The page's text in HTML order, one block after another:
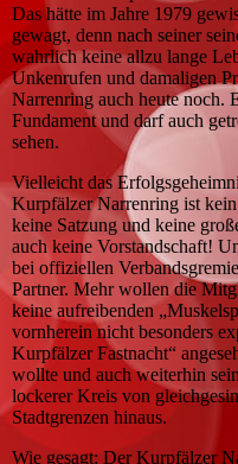
Das hätte im Jahre 1979
gewagt, denn nach seiner
wahrlich keine allzu lange
Unkenrufen und damaligen
Narrenring auch heute noch.
Fundament und darf auch
sehen.
Vielleicht das
Kurpfälzer Narrenring ist
keine Satzung und keine
auch keine Vorstandschaft!
bei offiziellen
Partner. Mehr wollen die
keine aufreibenden
vornherein nicht besonders
Kurpfälzer Fastnacht“
wollte und auch weiterhin
lockerer Kreis von
Stadtgrenzen hinaus.
Wie gesagt: Der Kurpfälzer